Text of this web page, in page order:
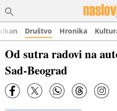
Društvo Hronika
Od sutra radovi na
Sad-Beograd